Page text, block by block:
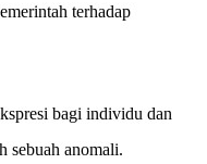
terhadap
bagi individu dan
sebuah anomali.